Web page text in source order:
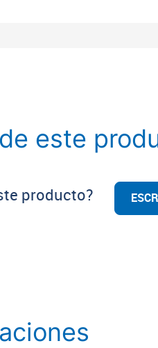
este
producto?